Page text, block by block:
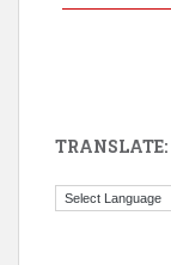
Este gato macho
TRANSLATE: